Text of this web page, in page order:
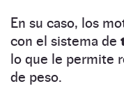
En su caso, los
con el sistema de
lo que le permite
de peso.